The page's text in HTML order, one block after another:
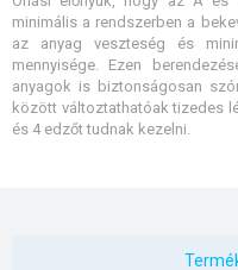
minimális a rendszerben a
az anyag veszteség és
mennyisége. Ezen
anyagok is biztonságosan
között változtathatóak tizedes
és 4 edzőt tudnak kezelni.